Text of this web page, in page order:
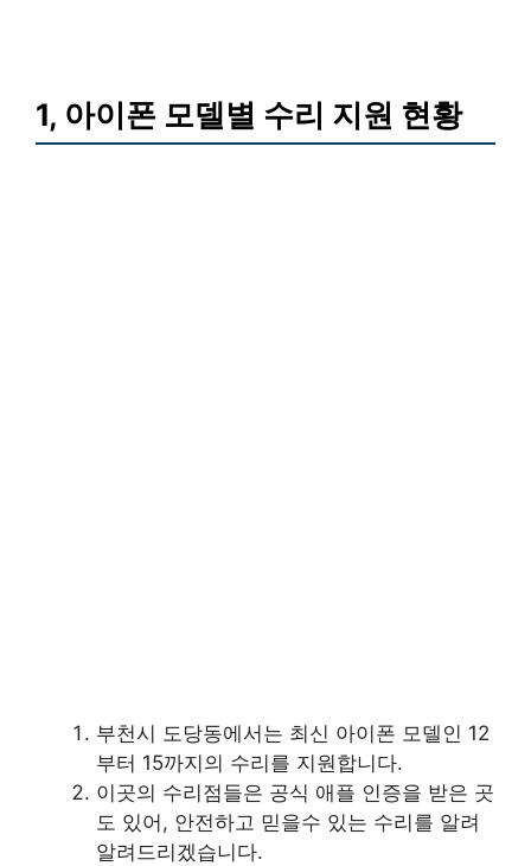
1, 아이폰 모델별 수리 지원 현황
부천시 도당동에서는 최신 아이폰 모델인 12
부터 15까지의 수리를 지원합니다.
이곳의 수리점들은 공식 애플 인증을 받은 곳
도 있어, 안전하고 믿을수 있는 수리를 알려
알려드리겠습니다.